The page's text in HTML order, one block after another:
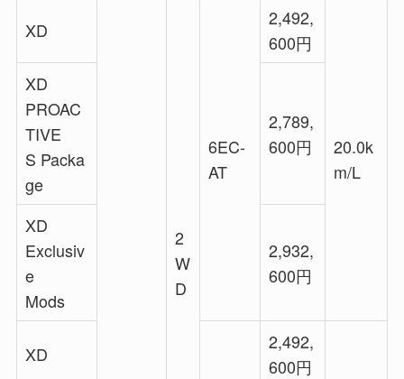
XD
2
W
D
6EC-
AT
2,492,
600円
20.0k
m/L
XD
PROAC
TIVE
S Packa
ge
2,789,
600円
XD
Exclusiv
e
Mods
2,932,
600円
XD
2,492,
600円